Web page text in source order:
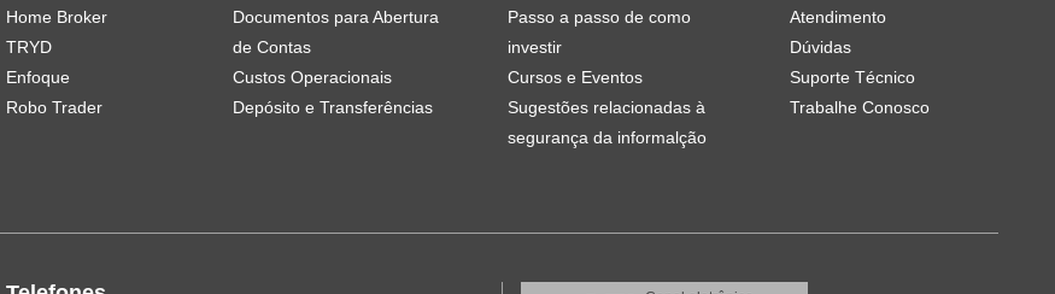
Home Broker
TRYD
Enfoque
Robo Trader
Documentos para Abertura
de Contas
Custos Operacionais
Depósito e Transferências
Passo a passo de como
investir
Cursos e Eventos
Sugestões relacionadas à
segurança da informalção
Atendimento
Dúvidas
Suporte Técnico
Trabalhe Conosco